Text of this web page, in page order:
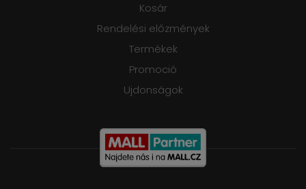
Kosár
Rendelési előzmények
Termékek
Promoció
Ujdonságok